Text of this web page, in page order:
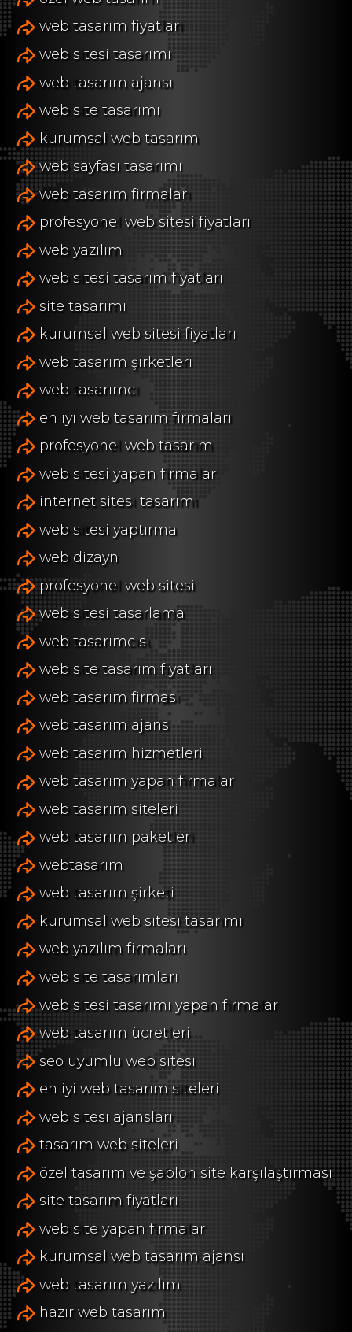
web tasarım fiyatları
web sitesi tasarımı
web tasarım ajansı
web site tasarımı
kurumsal web tasarım
web sayfası tasarımı
web tasarım firmaları
profesyonel web sitesi fiyatları
web yazılım
web sitesi tasarım fiyatları
site tasarımı
kurumsal web sitesi fiyatları
web tasarım şirketleri
web tasarımcı
en iyi web tasarım firmaları
profesyonel web tasarım
web sitesi yapan firmalar
internet sitesi tasarımı
web sitesi yaptırma
web dizayn
profesyonel web sitesi
web sitesi tasarlama
web tasarımcısı
web site tasarım fiyatları
web tasarım firması
web tasarım ajans
web tasarım hizmetleri
web tasarım yapan firmalar
web tasarım siteleri
web tasarım paketleri
webtasarım
web tasarım şirketi
kurumsal web sitesi tasarımı
web yazılım firmaları
web site tasarımları
web sitesi tasarımı yapan firmalar
web tasarım ücretleri
seo uyumlu web sitesi
en iyi web tasarım siteleri
web sitesi ajansları
tasarım web siteleri
özel tasarım ve şablon site karşılaştırması
site tasarım fiyatları
web site yapan firmalar
kurumsal web tasarım ajansı
web tasarım yazılım
hazır web tasarım